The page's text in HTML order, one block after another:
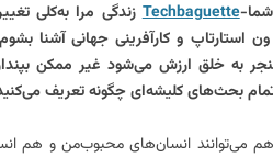
Techbaguetteزندگی مرا به‌کلی
استارتاپ و کارآفرینی جهانی آشنا
به خلق ارزش می‌شود غیر ممکن
بحث‌های کلیشه‌ای چگونه تعریف
هم می‌توانند انسان‌های محبوب‌من و هم